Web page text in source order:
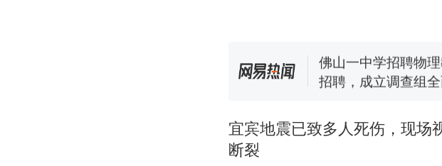
佛山一中学招聘物
招聘，成立调查组
宜宾地震已致多人死伤，现场
断裂